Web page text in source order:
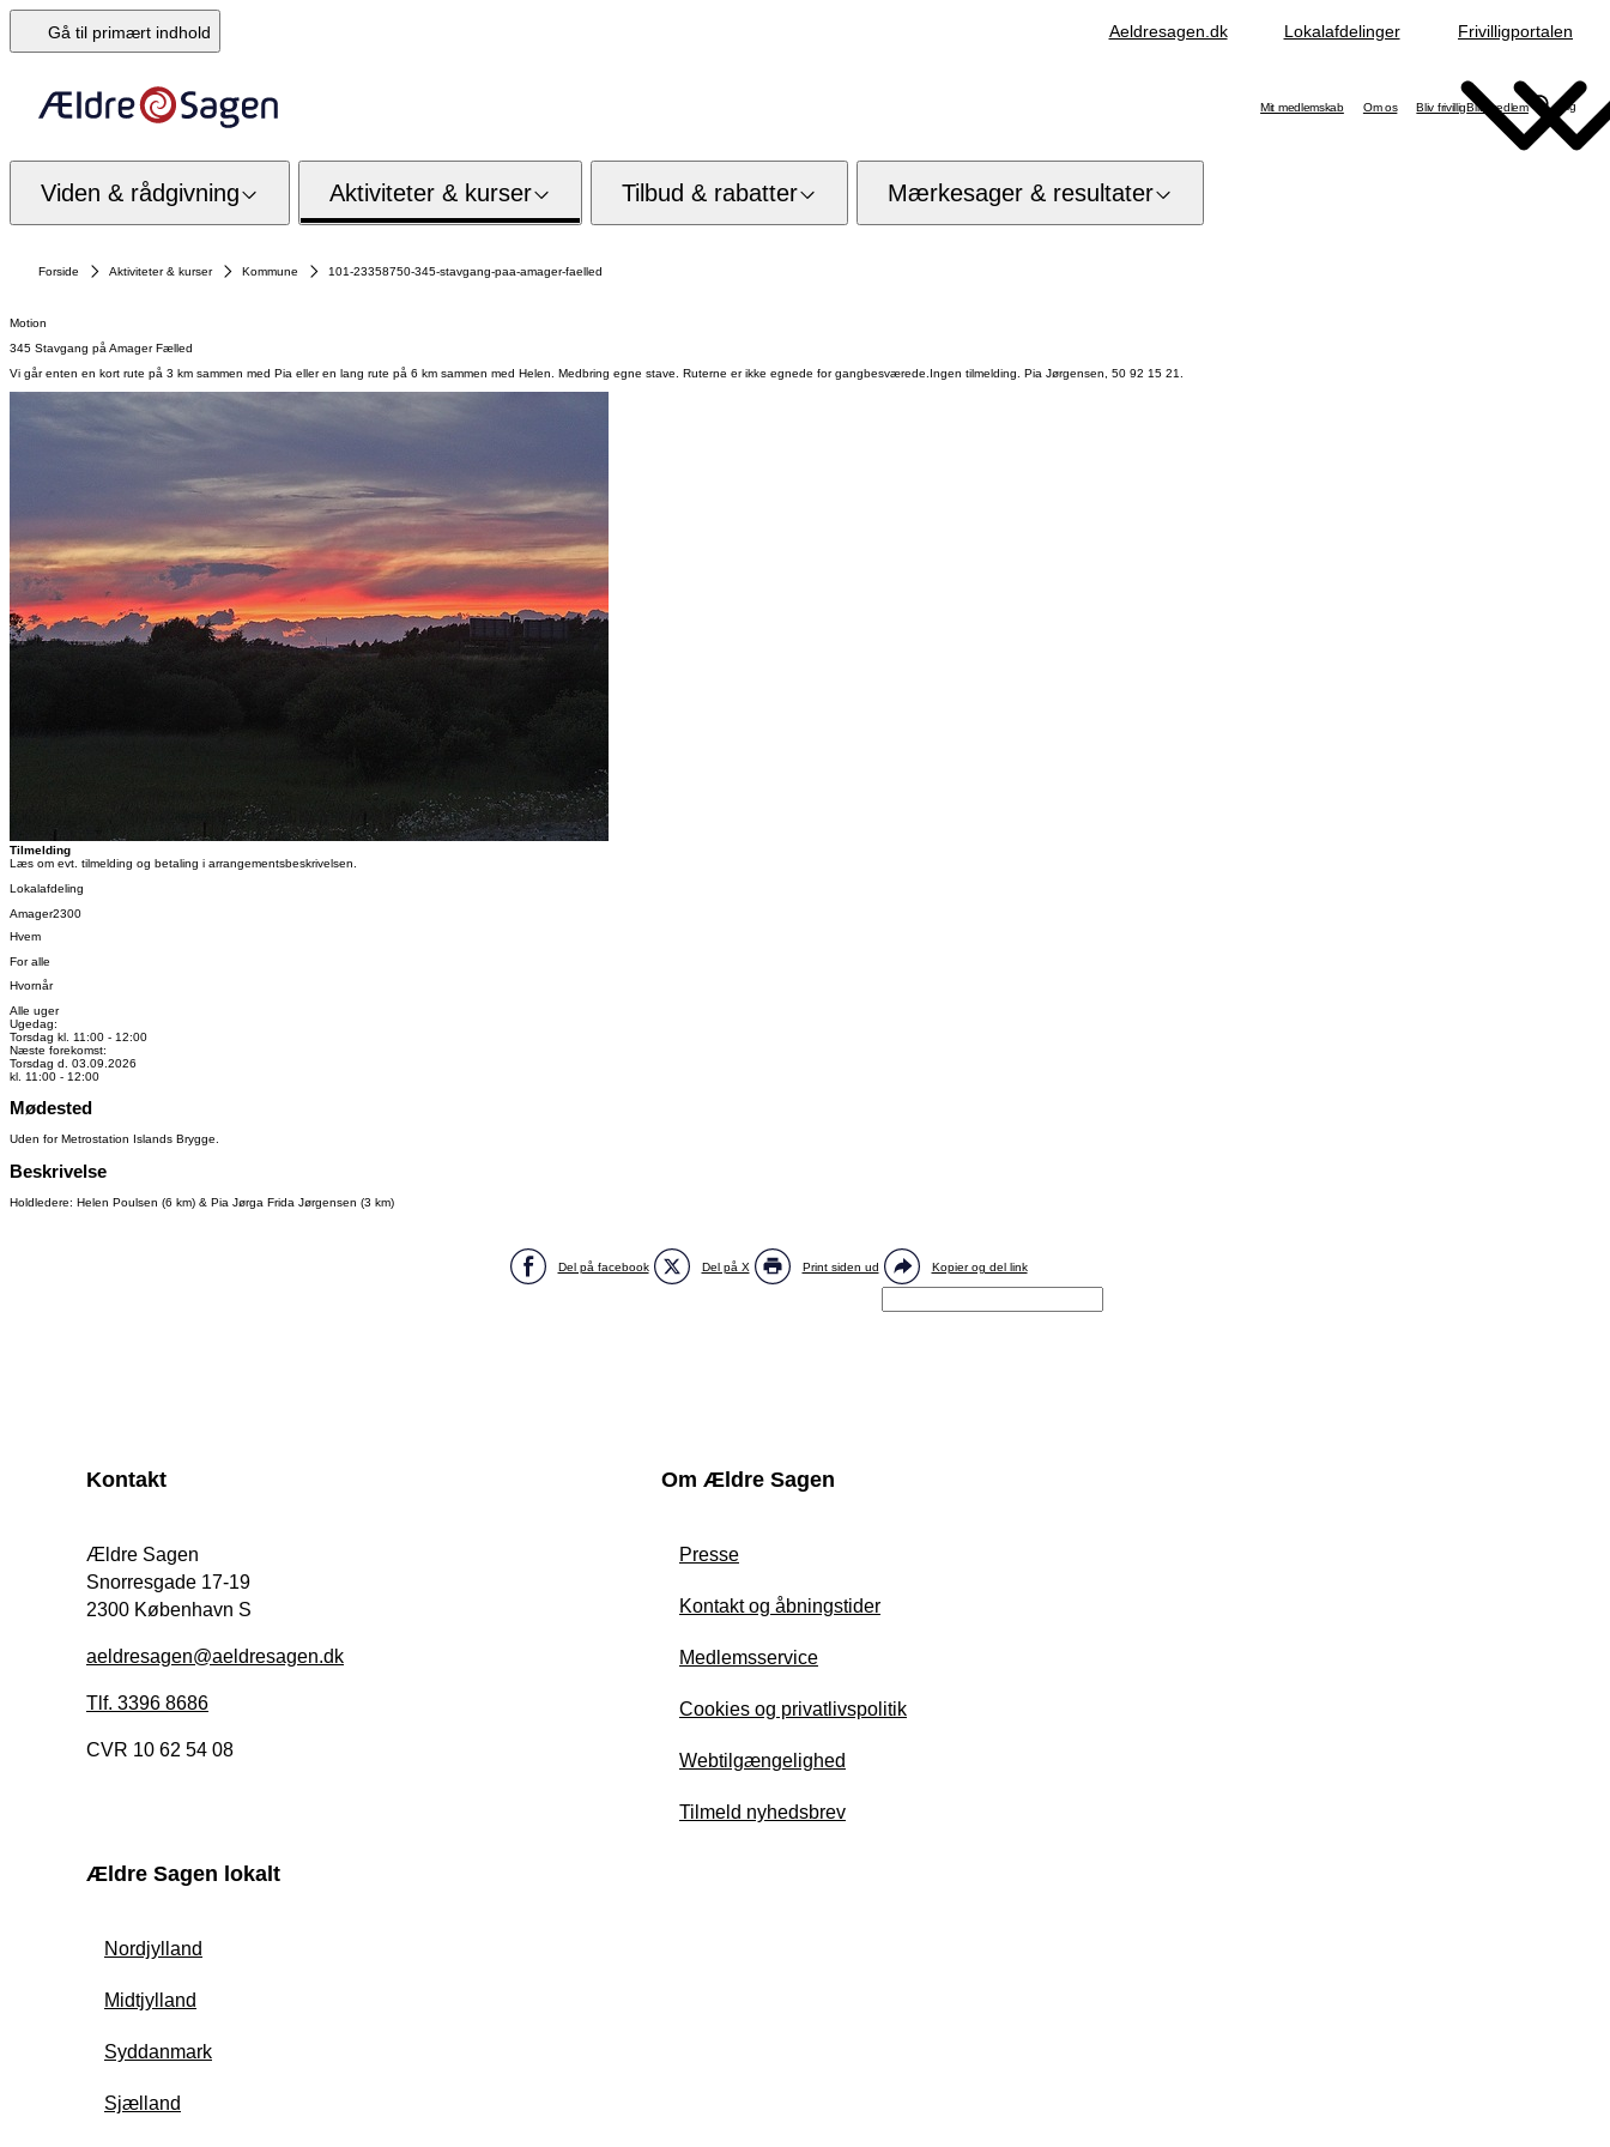
Gå til primært indhold Aeldresagen.dk Lokalafdelinger Frivilligportalen
Mit medlemskab Om os Bliv frivilligBliv medlem Søg
Viden & rådgivning Aktiviteter & kurser Tilbud & rabatter Mærkesager & resultater
Forside Aktiviteter & kurser Kommune 101-23358750-345-stavgang-paa-amager-faelled
Motion
345 Stavgang på Amager Fælled
Vi går enten en kort rute på 3 km sammen med Pia eller en lang rute på 6 km sammen med Helen. Medbring egne stave. Ruterne er ikke egnede for gangbesværede.Ingen tilmelding. Pia Jørgensen, 50 92 15 21.
Tilmelding
Læs om evt. tilmelding og betaling i arrangementsbeskrivelsen.
Lokalafdeling
Amager2300
Hvem
For alle
Hvornår
Alle uger
Ugedag:
Torsdag kl. 11:00 - 12:00
Næste forekomst:
Torsdag d. 03.09.2026
kl. 11:00 - 12:00
Mødested
Uden for Metrostation Islands Brygge.
Beskrivelse
Holdledere: Helen Poulsen (6 km) & Pia Jørga Frida Jørgensen (3 km)
Del på facebook Del på X Print siden ud Kopier og del link
Kontakt
Ældre Sagen
Snorresgade 17-19
2300 København S
aeldresagen@aeldresagen.dk
Tlf. 3396 8686
CVR 10 62 54 08
Om Ældre Sagen
Presse
Kontakt og åbningstider
Medlemsservice
Cookies og privatlivspolitik
Webtilgængelighed
Tilmeld nyhedsbrev
Ældre Sagen lokalt
Nordjylland
Midtjylland
Syddanmark
Sjælland